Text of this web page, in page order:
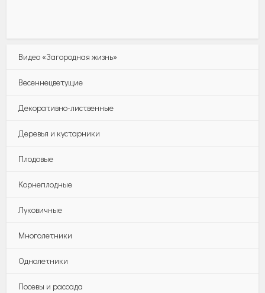
Видео «Загородная жизнь»
Весеннецветущие
Декоративно-лиственные
Деревья и кустарники
Плодовые
Корнеплодные
Луковичные
Многолетники
Однолетники
Посевы и рассада